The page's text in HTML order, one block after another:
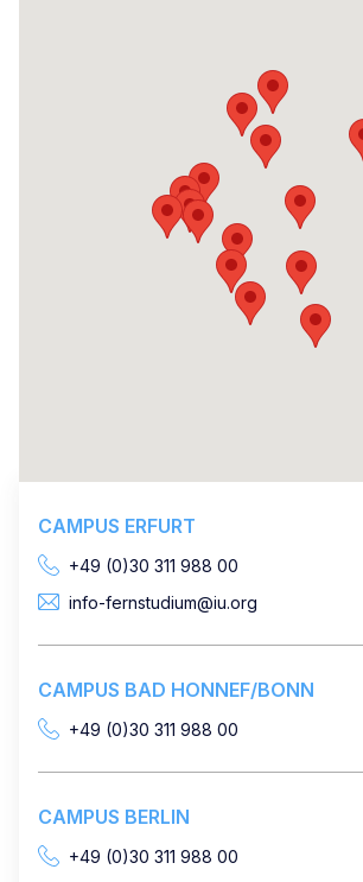
CAMPUS ERFURT
+49 (0)30 311 988 00
info-fernstudium@iu.org
CAMPUS BAD HONNEF/BONN
+49 (0)30 311 988 00
CAMPUS BERLIN
+49 (0)30 311 988 00